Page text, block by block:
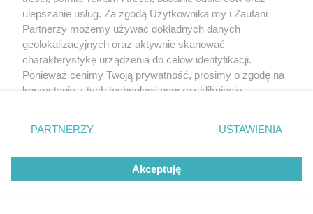
ulepszanie usług. Za zgodą Użytkownika my i Zaufani
Partnerzy możemy używać dokładnych danych
geolokalizacyjnych oraz aktywnie skanować
charakterystykę urządzenia do celów identyfikacji.
Ponieważ cenimy Twoją prywatność, prosimy o zgodę na
korzystanie z tych technologii poprzez kliknięcie
zmienić/wycofać klikając przycisk ustawień prywatności
znajdujący się w lewym dolnym rogu strony
rodzaje przetwarzania danych nie wymagają zgody
użytkownika, ale masz prawo sprzeciwić się takiemu
przetwarzaniu. Preferencje będą miały zastosowanie tylko
PARTNERZY USTAWIENIA
Akceptuję